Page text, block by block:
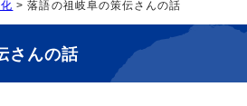
> 落語の祖岐阜の策伝さんの話
さんの話